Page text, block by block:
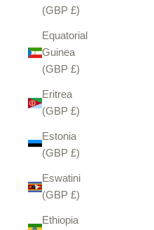
(GBP £)
Equatorial
Guinea
(GBP £)
Eritrea
(GBP £)
Estonia
(GBP £)
Eswatini
(GBP £)
Ethiopia